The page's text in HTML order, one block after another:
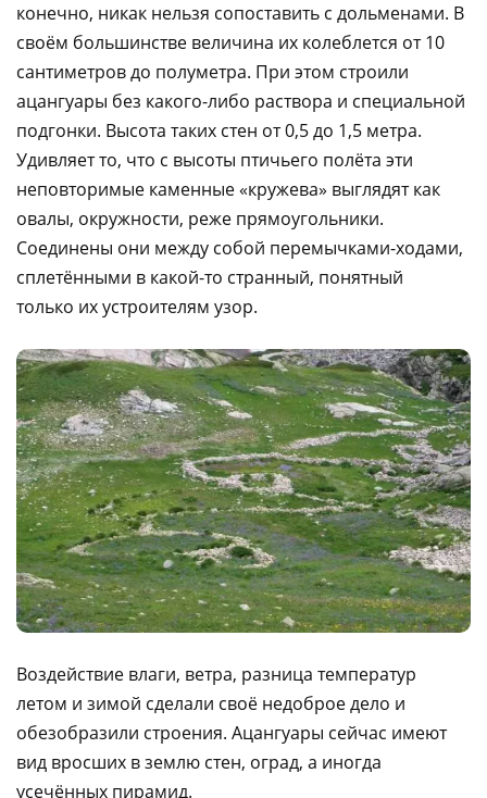
конечно, никак нельзя сопоставить с дольменами. В
своём большинстве величина их колеблется от 10
сантиметров до полуметра. При этом строили
ацангуары без какого-либо раствора и специальной
подгонки. Высота таких стен от 0,5 до 1,5 метра.
Удивляет то, что с высоты птичьего полёта эти
неповторимые каменные «кружева» выглядят как
овалы, окружности, реже прямоугольники.
Соединены они между собой перемычками-ходами,
сплетёнными в какой-то странный, понятный
только их устроителям узор.
Воздействие влаги, ветра, разница температур
летом и зимой сделали своё недоброе дело и
обезобразили строения. Ацангуары сейчас имеют
вид вросших в землю стен, оград, а иногда
усечённых пирамид.